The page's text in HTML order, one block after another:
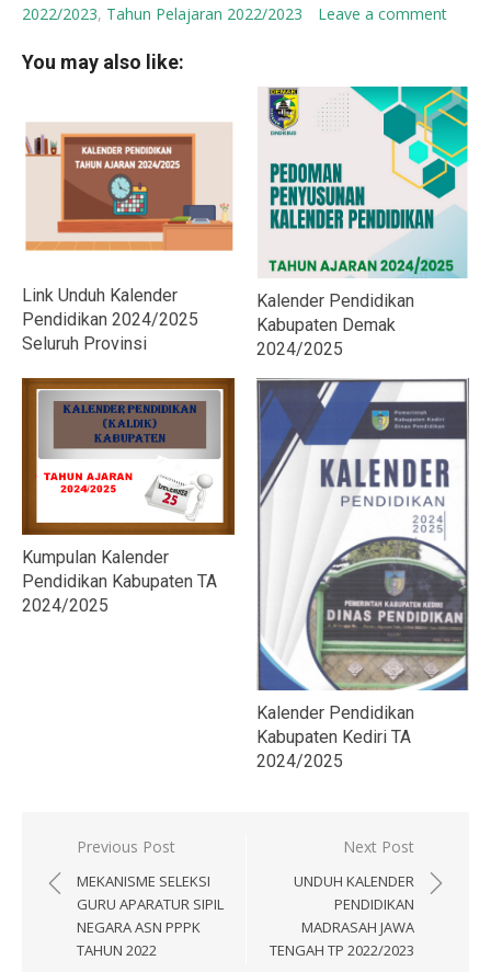
2022/2023, Tahun Pelajaran 2022/2023 Leave a comment
You may also like:
Link Unduh Kalender
Pendidikan 2024/2025
Seluruh Provinsi
Kalender Pendidikan
Kabupaten Demak
2024/2025
Kumpulan Kalender
Pendidikan Kabupaten TA
2024/2025
Kalender Pendidikan
Kabupaten Kediri TA
2024/2025
Navigasi
pos
Previous Post
MEKANISME SELEKSI
GURU APARATUR SIPIL
NEGARA ASN PPPK
TAHUN 2022
Next Post
UNDUH KALENDER
PENDIDIKAN
MADRASAH JAWA
TENGAH TP 2022/2023